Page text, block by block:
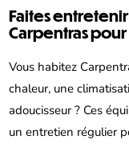
Faites
Carpentras
Vous habitez
chaleur, une
adoucisseur ? Ces
un entretien régulier